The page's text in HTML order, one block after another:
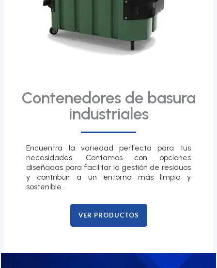
Contenedores de basura
industriales
Encuentra la variedad perfecta para tus
necesidades. Contamos con opciones
diseñadas para facilitar la gestión de residuos
y contribuir a un entorno más limpio y
sostenible.
VER PRODUCTOS